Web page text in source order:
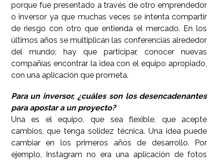
porque fue presentado a través de otro emprendedor
o inversor ya que muchas veces se intenta compartir
de riesgo con otro que entienda el mercado. En los
últimos años se multiplican las conferencias alrededor
del mundo; hay que participar, conocer nuevas
compañías encontrar la idea con el equipo apropiado,
con una aplicación que prometa.
Para un inversor, ¿cuáles son los desencadenantes
para apostar a un proyecto?
Una es el equipo, que sea flexible, que acepte
cambios, que tenga solidez técnica. Una idea puede
cambiar en los primeros años de desarrollo. Por
ejemplo, Instagram no era una aplicación de fotos